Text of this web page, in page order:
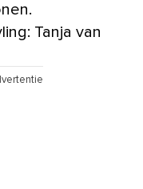
Tanja van